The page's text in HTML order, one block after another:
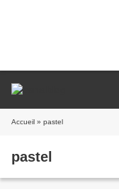
Accueil » pastel
pastel